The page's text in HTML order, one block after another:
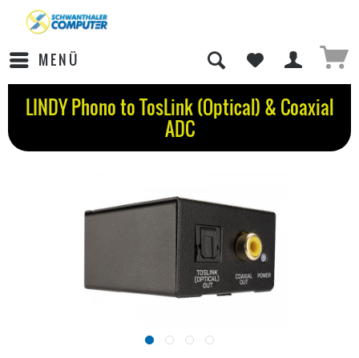
MENÜ
LINDY Phono to TosLink (Optical) & Coaxial
ADC